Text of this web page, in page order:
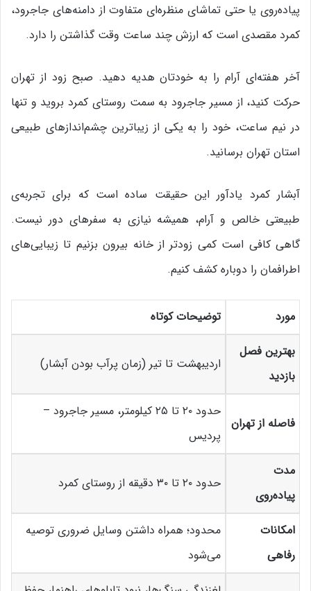
پیاده‌روی یا حتی تماشای منظره‌ای متفاوت از دامنه‌های جاجرود،
کمرد مقصدی است که ارزش چند ساعت وقت گذاشتن را دارد.
آخر هفته‌ای آرام را به خودتان هدیه دهید. صبح زود از تهران
حرکت کنید، از مسیر جاجرود به سمت روستای کمرد بروید و تنها
در نیم ساعت، خود را به یکی از زیباترین چشم‌اندازهای طبیعی
استان تهران برسانید.
آبشار کمرد یادآور این حقیقت ساده است که برای تجربه‌ی
طبیعتی خالص و آرام، همیشه نیازی به سفرهای دور نیست.
گاهی کافی است کمی زودتر از خانه بیرون بزنیم تا زیبایی‌های
اطرافمان را دوباره کشف کنیم.
مورد
توضیحات کوتاه
بهترین فصل
بازدید
اردیبهشت تا تیر (زمان پرآب بودن آبشار)
فاصله از تهران
حدود ۲۰ تا ۲۵ کیلومتر، مسیر جاجرود –
پردیس
مدت
پیاده‌روی
حدود ۲۰ تا ۳۰ دقیقه از روستای کمرد
امکانات
رفاهی
محدود؛ همراه داشتن وسایل ضروری توصیه
می‌شود